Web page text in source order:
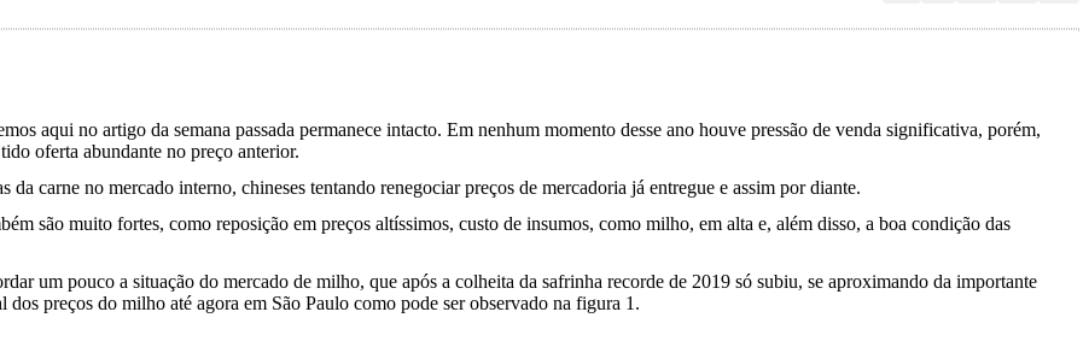
aqui no artigo da semana passada permanece intacto. Em nenhum momento desse ano houve pressão de venda significativa, porém,
oferta abundante no preço anterior.
carne no mercado interno, chineses tentando renegociar preços de mercadoria já entregue e assim por diante.
são muito fortes, como reposição em preços altíssimos, custo de insumos, como milho, em alta e, além disso, a boa condição das
um pouco a situação do mercado de milho, que após a colheita da safrinha recorde de 2019 só subiu, se aproximando da importante
preços do milho até agora em São Paulo como pode ser observado na figura 1.